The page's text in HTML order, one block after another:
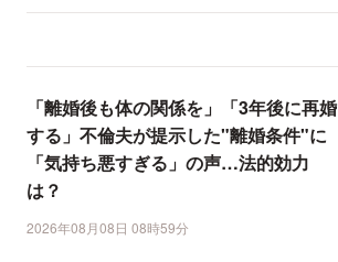
「離婚後も体の関係を」「3年後に再婚
する」不倫夫が提示した"離婚条件"に
「気持ち悪すぎる」の声…法的効力
は？
2026年08月08日 08時59分